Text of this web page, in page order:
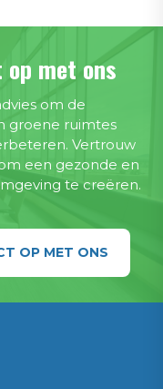
op met ons
om de
groene ruimtes
Vertrouw
een gezonde en
te creëren.
OP MET ONS